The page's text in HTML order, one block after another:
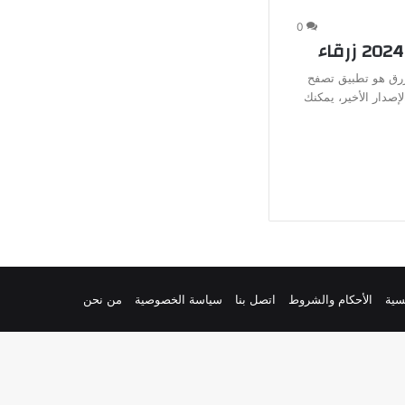
0
التطبيق الأزرق هو تطبيق تصفح
الأخير، يمكنك
الأحكام والشروط اتصل بنا سياسة الخصوصية من نحن